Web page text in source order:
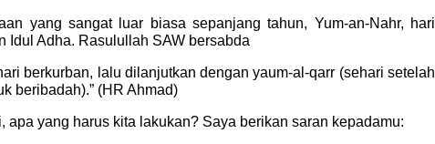
yang sangat luar biasa sepanjang tahun, Yum-an-Nahr, hari
Idul Adha. Rasulullah SAW bersabda
berkurban, lalu dilanjutkan dengan yaum-al-qarr (sehari setelah
beribadah).” (HR Ahmad)
yang harus kita lakukan? Saya berikan saran kepadamu: